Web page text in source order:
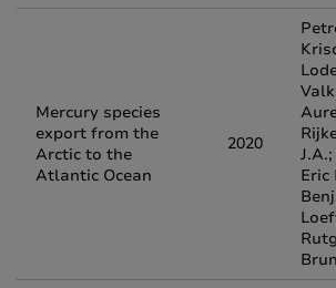
Mercury species
export from the
Arctic to the
Atlantic Ocean
2020
Eric